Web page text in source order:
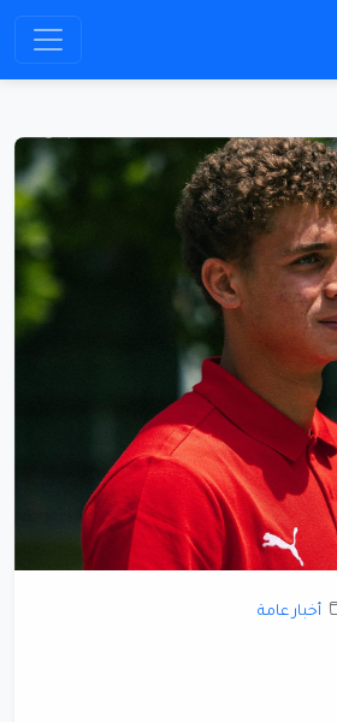
أخبار عامة